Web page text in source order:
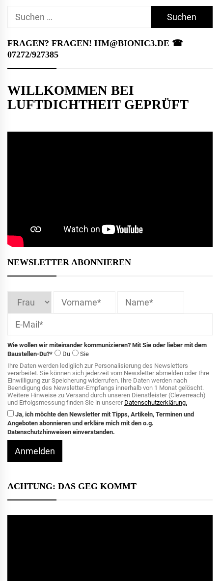
Suchen
FRAGEN? FRAGEN! HM@BIONIC3.DE ☎︎
07272/927385
WILLKOMMEN BEI
LUFTDICHTHEIT GEPRÜFT
NEWSLETTER ABONNIEREN
Wie wollen wir miteinander kommunizieren? Mit Sie oder lieber mit dem
Baustellen-Du?*
Du
Sie
Ihre Daten werden lediglich zur Personalisierung des Newsletters
verarbeitet. Sie können sich jederzeit vom Newsletter abmelden oder Ihre
Einwilligung zur Speicherung widerrufen. Ihre Daten werden nach
Beendigung des Newsletter-Empfangs innerhalb von 1 Monat gelöscht.
Weitere Hinweise zu Versand durch unseren Dienstleister (Cleverreach)
und Erfolgsmessung finden Sie in unserer Datenschutzerklärung.
Ja, ich möchte den Newsletter mit Tipps, Artikeln, Terminen und
Angeboten abonnieren und erkläre mich mit den o.g.
Datenschutzhinweisen einverstanden.
Anmelden
ACHTUNG: DAS GEG KOMMT